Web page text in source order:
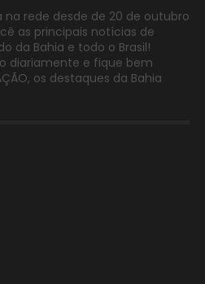
na rede desde de 20 de outubro
as principais notícias de
da Bahia e todo o Brasil!
diariamente e fique bem
os destaques da Bahia